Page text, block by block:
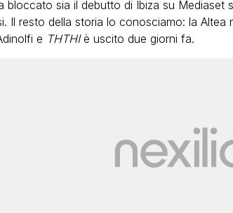
bloccato sia il debutto di Ibiza su Mediaset
Il resto della storia lo conosciamo: la
e THTHIè uscito due giorni fa.